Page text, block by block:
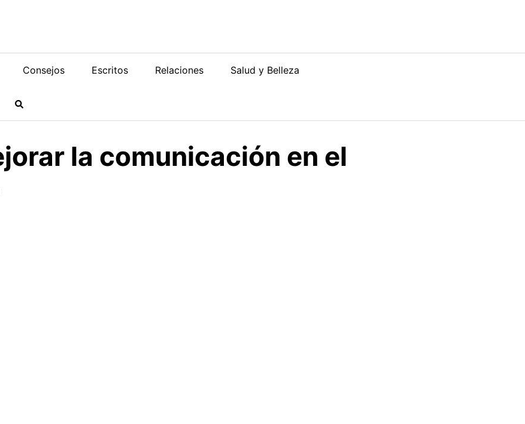
Consejos Escritos Relaciones Salud y Belleza
la comunicación en el